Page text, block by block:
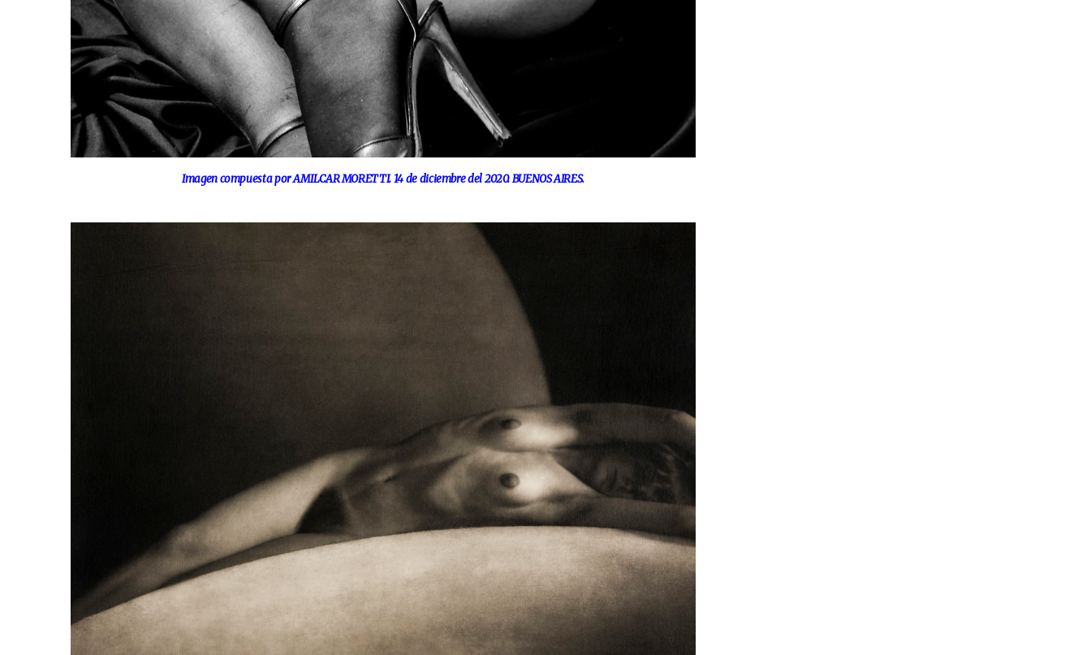
Imagen compuesta por AMILCAR MORETTI. 14 de diciembre del 2020. BUENOS AIRES.